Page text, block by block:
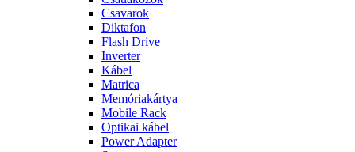
Csavarok
Diktafon
Flash Drive
Inverter
Kábel
Matrica
Memóriakártya
Mobile Rack
Optikai kábel
Power Adapter